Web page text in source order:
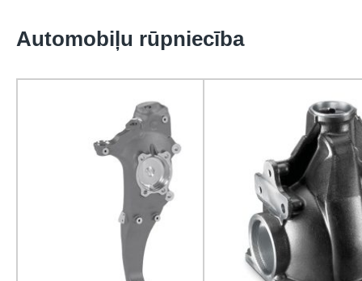
Automobiļu rūpniecība